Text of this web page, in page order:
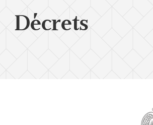
Décrets